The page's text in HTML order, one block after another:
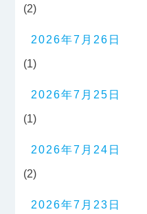
(2)
2026年7月26日
(1)
2026年7月25日
(1)
2026年7月24日
(2)
2026年7月23日